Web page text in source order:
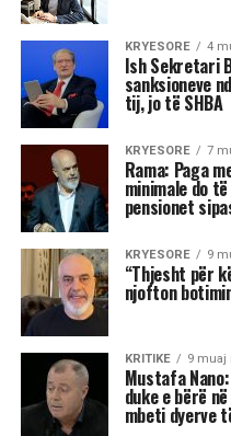
Ish-Sekretari
është pyetur gjatë një
Institute of Politics”,
Sali Berisha nga DASH.
Blinken thotë se
sanksioneve të
Amerikan i Shtetit ndaj
se nuk ka asnjë
vendim.